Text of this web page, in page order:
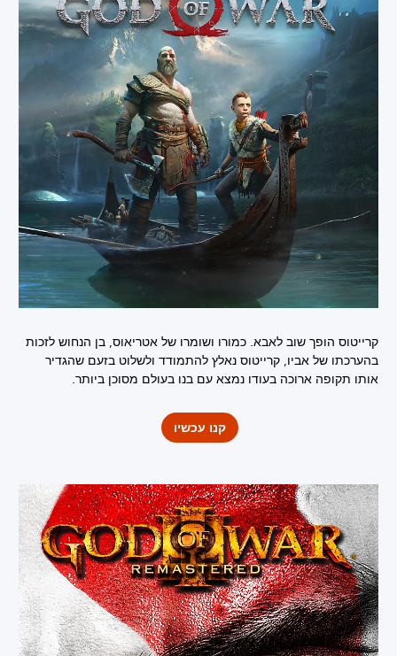
קרייטוס הופך שוב לאבא. כמורו ושומרו של אטריאוס, בן הנחוש לזכות
בהערכתו של אביו, קרייטוס נאלץ להתמודד ולשלוט בזעם שהגדיר
אותו תקופה ארוכה בעודו נמצא עם בנו בעולם מסוכן ביותר.
קנו עכשיו